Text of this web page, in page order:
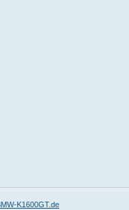
K1600GT.de